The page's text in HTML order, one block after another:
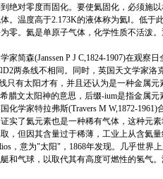
绝对零度而固化。要使氦固化，必须施
。温度高于2.173K的液体称为氦Ⅰ。低于
零。氦是单原子气体，化学性质不活泼
简森(Janssen P J C,1824-1907)在观察
两条线不相同。同时，英国天文学家洛
只有太阳才有，并且还认为是一种金属
腊文太阳神的意思，后缀-ium是指金属元
化学家特拉弗斯(Travers M W,1872-
实了氦元素也是一种稀有气体，这种元素
，但因其含量过于稀薄，工业上从含氦量
意为"太阳"，1868年发现。几乎世界
和气球，以取代其有高度可燃性的氢气